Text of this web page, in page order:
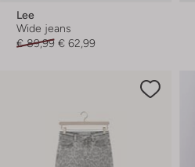
Lee
Wide jeans
€ 89,99 € 62,99